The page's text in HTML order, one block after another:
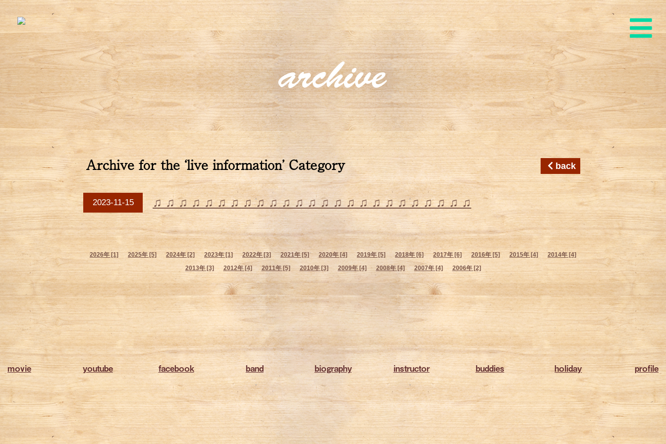
archive
Archive for the ‘live information’ Category back
2023-11-15 ♫ ♫ ♫ ♫ ♫ ♫ ♫ ♫ ♫ ♫ ♫ ♫ ♫ ♫ ♫ ♫ ♫ ♫ ♫ ♫ ♫ ♫ ♫ ♫ ♫
2026年 [1] 2025年 [5] 2024年 [2] 2023年 [1] 2022年 [3] 2021年 [5] 2020年 [4] 2019年 [5] 2018年 [6] 2017年 [6] 2016年 [5] 2015年 [4]
2014年 [4]
2013年 [3]
2012年 [4] 2011年 [5] 2010年 [3] 2009年 [4] 2008年 [4] 2007年 [4] 2006年 [2]
movie youtube facebook band biography instructor buddies holiday profile